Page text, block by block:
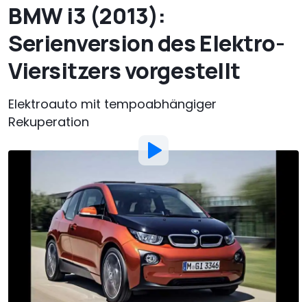
BMW i3 (2013):
Serienversion des Elektro-
Viersitzers vorgestellt
Elektroauto mit tempoabhängiger
Rekuperation
Stefan Leichsenring
29. Jul. 2013um15:33 Uhr
Als bevorzugte Quelle Motor1.com
auf Google hinzufügen
"Wirklich revolutionäre Innovationen", so BMW-
Chef Norbert Reithofer heute in New York,